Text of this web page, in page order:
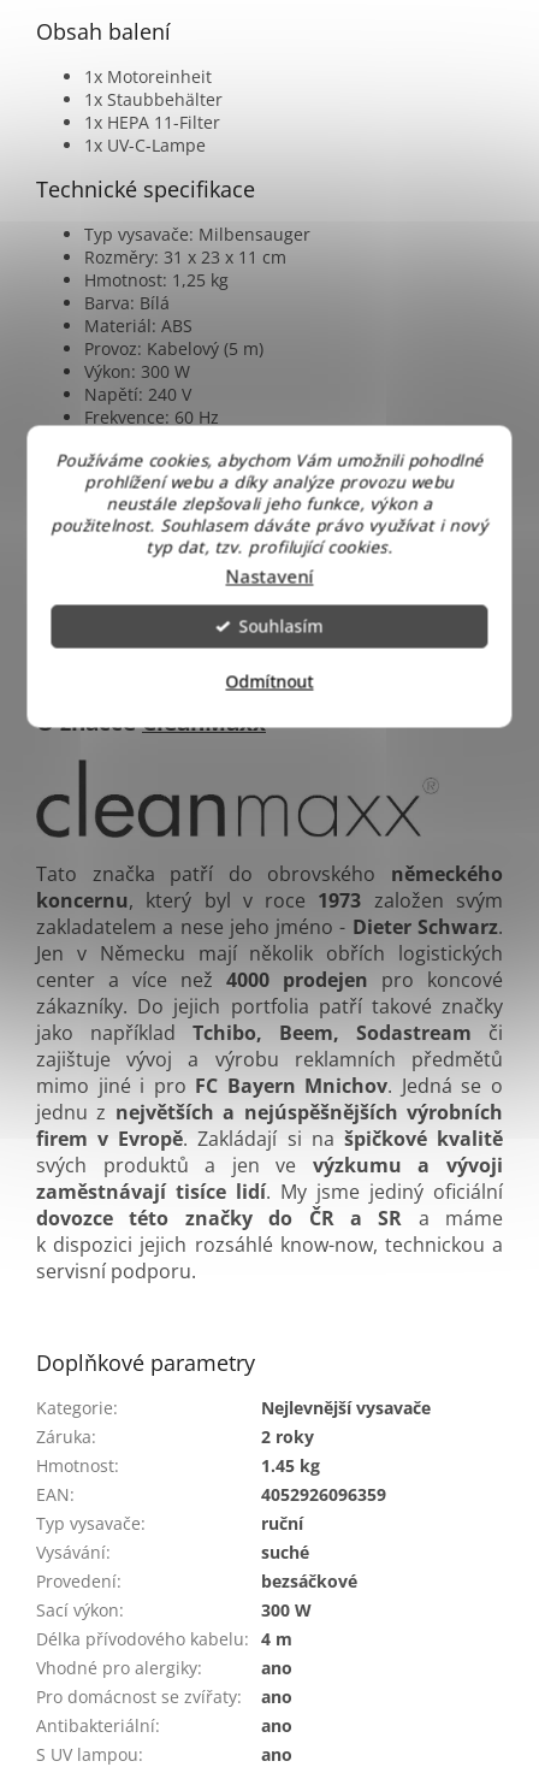
Používáme cookies, abychom Vám umožnili pohodlné
prohlížení webu a díky analýze provozu webu
neustále zlepšovali jeho funkce, výkon a
použitelnost. Souhlasem dáváte právo využívat i nový
typ dat, tzv. profilující cookies.
Nastavení
Odmítnout
Souhlasím
Obsah balení
1x Motoreinheit
1x Staubbehälter
1x HEPA 11-Filter
1x UV-C-Lampe
Technické specifikace
Typ vysavače: Milbensauger
Rozměry: 31 x 23 x 11 cm
Hmotnost: 1,25 kg
Barva: Bílá
Materiál: ABS
Provoz: Kabelový (5 m)
Výkon: 300 W
Napětí: 240 V
Frekvence: 60 Hz
Objevte, jak antibakteriální vysavače
pomáhají udržet váš domov hygienicky
čistý a bez alergenů - přečtěte si náš
blog
Antibakteriální vysavač na peřiny a gauče: Zatočí s
Zimní spaní? Typy náplní do peřin a dek
O značceCleanMaxx
Tato značka patří do obrovského německého
koncernu, který byl v roce 1973 založen svým
zakladatelem a nese jeho jméno - Dieter Schwarz.
Jen v Německu mají několik obřích logistických
center a více než 4000 prodejen pro koncové
zákazníky. Do jejich portfolia patří takové značky
jako například Tchibo, Beem, Sodastream či
zajištuje vývoj a výrobu reklamních předmětů
mimo jiné i pro FC Bayern Mnichov. Jedná se o
jednu z největších a nejúspěšnějších výrobních
firem v Evropě. Zakládají si na špičkové kvalitě
svých produktů a jen ve výzkumu a vývoji
zaměstnávají tisíce lidí. My jsme jediný oficiální
dovozce této značky do ČR a SR a máme
k dispozici jejich rozsáhlé know-now, technickou a
servisní podporu.
Doplňkové parametry
Kategorie:
Nejlevnější vysavače
Záruka:
2 roky
Hmotnost:
1.45 kg
EAN:
4052926096359
Typ vysavače:
ruční
Vysávání:
suché
Provedení:
bezsáčkové
Sací výkon:
300 W
Délka přívodového kabelu: 4 m
Vhodné pro alergiky:
ano
Pro domácnost se zvířaty:
ano
Antibakteriální:
ano
S UV lampou:
ano